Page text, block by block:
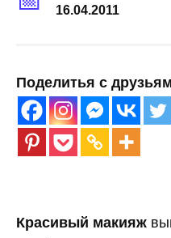
16.04.2011
Поделитья с
Красивый макияж